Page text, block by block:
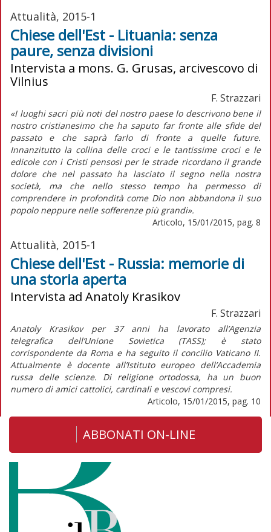
Attualità, 2015-1
Chiese dell'Est - Lituania: senza
paure, senza divisioni
Intervista a mons. G. Grusas, arcivescovo di
Vilnius
F. Strazzari
«I luoghi sacri più noti del nostro paese lo descrivono bene il
nostro cristianesimo che ha saputo far fronte alle sfide del
passato e che saprà farlo di fronte a quelle future.
Innanzitutto la collina delle croci e le tantissime croci e le
edicole con i Cristi pensosi per le strade ricordano il grande
dolore che nel passato ha lasciato il segno nella nostra
società, ma che nello stesso tempo ha permesso di
comprendere in profondità come Dio non abbandona il suo
popolo neppure nelle sofferenze più grandi».
Articolo, 15/01/2015, pag. 8
Attualità, 2015-1
Chiese dell'Est - Russia: memorie di
una storia aperta
Intervista ad Anatoly Krasikov
F. Strazzari
Anatoly Krasikov per 37 anni ha lavorato all’Agenzia
telegrafica dell’Unione Sovietica (TASS); è stato
corrispondente da Roma e ha seguito il concilio Vaticano II.
Attualmente è docente all’Istituto europeo dell’Accademia
russa delle scienze. Di religione ortodossa, ha un buon
numero di amici cattolici, cardinali e vescovi compresi.
Articolo, 15/01/2015, pag. 10
ABBONATI ON-LINE